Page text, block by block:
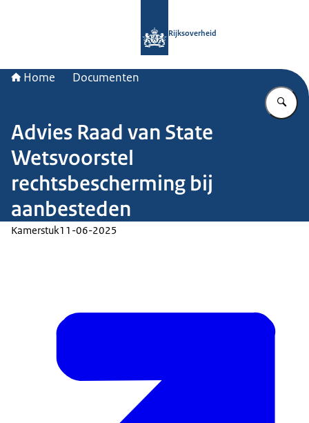
Rijksoverheid
Home Documenten
Advies Raad van State
Wetsvoorstel
rechtsbescherming bij
aanbesteden
Kamerstuk11-06-2025